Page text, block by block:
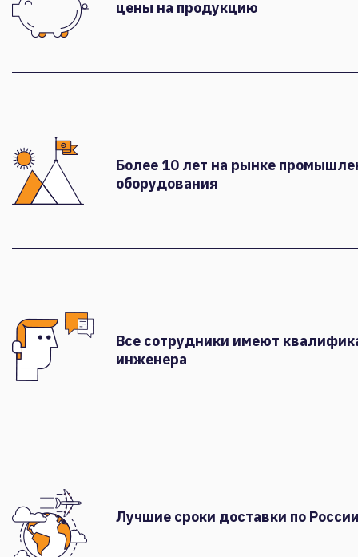
цены на продукцию
Более 10 лет на рынке
оборудования
Все сотрудники имеют
инженера
Лучшие сроки доставки по